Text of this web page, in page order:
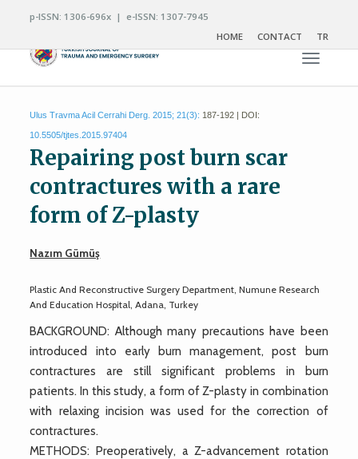
p-ISSN: 1306-696x | e-ISSN: 1307-7945
HOME
CONTACT TR
Toggle
Ulus Travma Acil Cerrahi Derg. 2015; 21(3): 187-192 | DOI:
10.5505/tjtes.2015.97404
Repairing post burn scar
contractures with a rare
form of Z-plasty
Nazım Gümüş
Plastic And Reconstructive Surgery Department, Numune Research
And Education Hospital, Adana, Turkey
BACKGROUND: Although many precautions have been
introduced into early burn management, post burn
contractures are still significant problems in burn
patients. In this study, a form of Z-plasty in combination
with relaxing incision was used for the correction of
contractures.
METHODS: Preoperatively, a Z-advancement rotation